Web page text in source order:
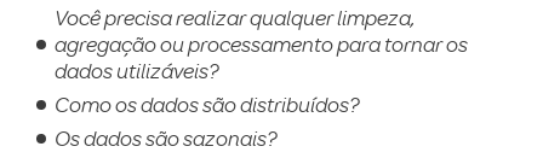
Você precisa realizar qualquer limpeza,
agregação ou processamento para tornar os
dados utilizáveis?
Como os dados são distribuídos?
Os dados são sazonais?